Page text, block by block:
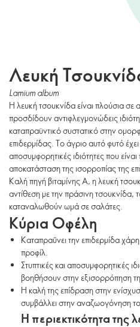
Λευκή
Lamium album
Η λευκή τσουκνίδα είναι πλούσια σε
προσδίδουν αντιφλεγμονώδεις
καταπραϋντικό συστατικό στην
επιδερμίδας. Το άγριο αυτό φυτό έχει
αποσυμφορητικές ιδιότητες που
αποκατάσταση της ισορροπίας της
Καλή πηγή βιταμίνης Α, η λευκή
αντίθεση με την πράσινη
καταναλωθούν ωμά σε σαλάτες.
Κύρια Οφέλη
Καταπραΰνει την επιδερμίδα
προφίλ.
Στυπτικές και αποσυμφορητικές
βοηθήσουν στην εξισορρόπηση
Η καλή της επίδραση στην
συμβάλλει στην αναζωογόνηση
Η περιεκτικότητα της